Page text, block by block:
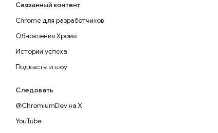
Связанный контент
Chrome для разработчиков
Обновления Хрома
Истории успеха
Подкасты и шоу
Следовать
@ChromiumDev на X
YouTube